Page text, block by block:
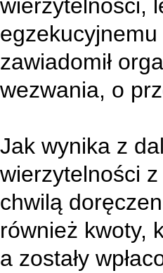
wierzytelności,
zawiadomił
wezwania, o
Jak wynika z
wierzytelności
chwilą
również kwoty,
a zostały